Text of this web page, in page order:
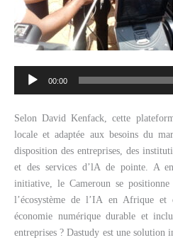
Lecteur
audio
00:00
Selon David Kenfack, cette
locale et adaptée aux besoins du
disposition des entreprises, des
et des services d’lA de pointe. A
initiative, le Cameroun se
l’écosystème de l’IA en Afrique et
économie numérique durable et
entreprises ? Dastudy est une solution